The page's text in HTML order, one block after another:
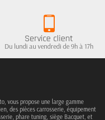
Service client
Du lundi au vendredi de 9h à 17h
vous propose une large gamme
des pièces carrosserie, équipement
phare tuning, siège Bacquet, et